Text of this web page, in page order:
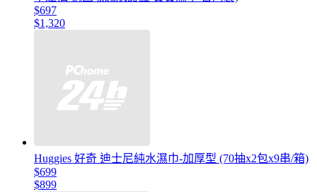
$697
$1,320
Huggies 好奇 迪士尼純水濕巾-加厚型 (70抽x2包x9串/箱)
$699
$899